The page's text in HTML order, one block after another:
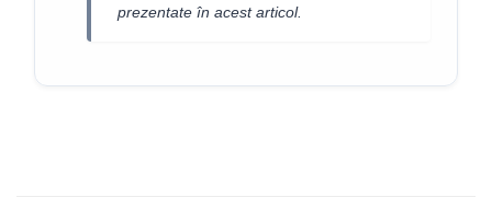
prezentate în acest articol.